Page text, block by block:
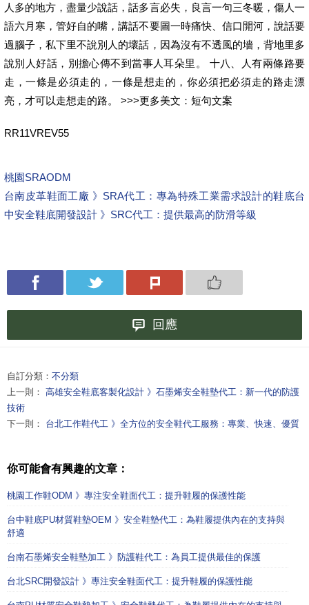
人多的地方，盡量少說話，話多言必失，良言一句三冬暖，傷人一
語六月寒，管好自的嘴，講話不要圖一時痛快、信口開河，說話要
過腦子，私下里不說別人的壞話，因為沒有不透風的墻，背地里多
說別人好話，別擔心傳不到當事人耳朵里。 十八、人有兩條路要
走，一條是必須走的，一條是想走的，你必須把必須走的路走漂
亮，才可以走想走的路。 >>>更多美文：短句文案
RR11VREV55
桃園SRAODM
台南皮革鞋面工廠 》SRA代工：專為特殊工業需求設計的鞋底台
中安全鞋底開發設計 》SRC代工：提供最高的防滑等級
回應
自訂分類： 不分類
上一則： 高雄安全鞋底客製化設計 》石墨烯安全鞋墊代工：新一代的防護
技術
下一則： 台北工作鞋代工 》全方位的安全鞋代工服務：專業、快速、優質
你可能會有興趣的文章：
桃園工作鞋ODM 》專注安全鞋面代工：提升鞋履的保護性能
台中鞋底PU材質鞋墊OEM 》安全鞋墊代工：為鞋履提供內在的支持與
舒適
台南石墨烯安全鞋墊加工 》防護鞋代工：為員工提供最佳的保護
台北SRC開發設計 》專注安全鞋面代工：提升鞋履的保護性能